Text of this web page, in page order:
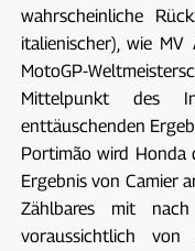
wahrscheinliche
italienischer), wie
MotoGP-
Mittelpunkt des
enttäuschenden
Portimão wird Honda
Ergebnis von Camier
Zählbares mit
voraussichtlich